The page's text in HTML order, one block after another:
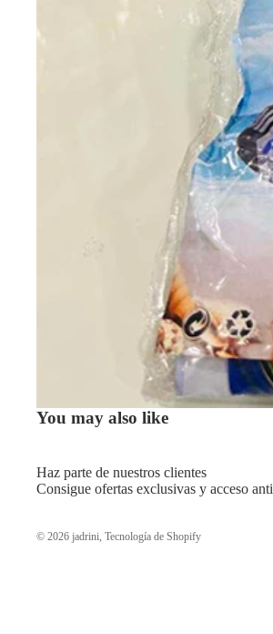
You may also like
Haz parte de nuestros clientes
Consigue ofertas exclusivas y acceso
© 2026 jadrini Tecnología de Shopify